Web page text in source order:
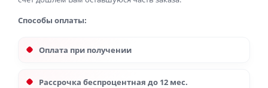
Способы оплаты:
Оплата при получении
Рассрочка беспроцентная до 12 мес.